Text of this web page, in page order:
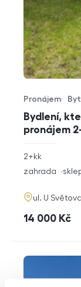
Bydlení,
pronájem
Typ nabídky
Pronájem
Typ
Byt
rozměry
dispozice
2+kk
funkce
zahrada
adresa
ul. U
cena
14 000 Kč